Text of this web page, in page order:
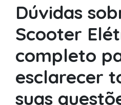
Dúvidas
Scooter
completo
esclarecer
suas